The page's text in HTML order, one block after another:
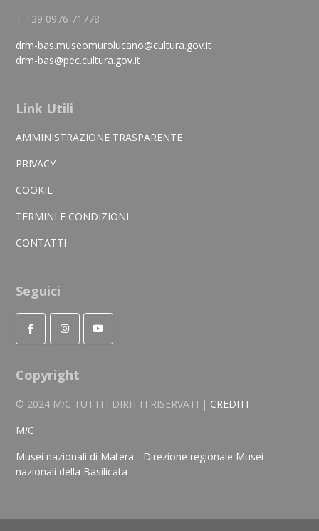
T +39 0976 71778
drm-bas.museomurolucano@cultura.gov.it
drm-bas@pec.cultura.gov.it
Link Utili
AMMINISTRAZIONE TRASPARENTE
PRIVACY
COOKIE
TERMINI E CONDIZIONI
CONTATTI
Seguici
Copyright
© 2024 MiC TUTTI I DIRITTI RISERVATI | CREDITI
MiC
Musei nazionali di Matera - Direzione regionale Musei
nazionali della Basilicata